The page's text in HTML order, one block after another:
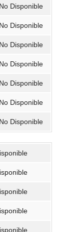
No Disponible
No Disponible
No Disponible
No Disponible
No Disponible
No Disponible
No Disponible